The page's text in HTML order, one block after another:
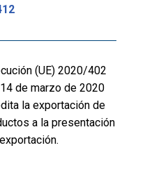
(UE) 2020/402
de marzo de 2020
la exportación de
a la presentación